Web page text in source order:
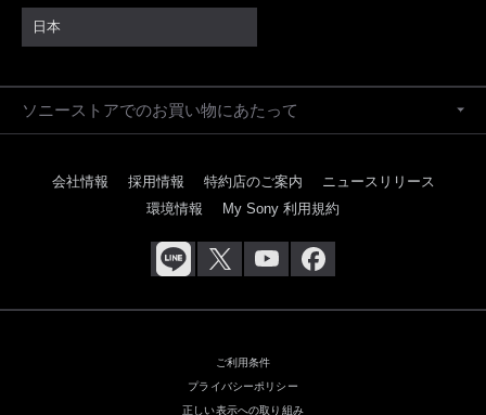
日本
ソニーストアでのお買い物にあたって
会社情報 採用情報 特約店のご案内
ニュースリリース
環境情報
My Sony 利用規約
ご利用条件
プライバシーポリシー
正しい表示への取り組み